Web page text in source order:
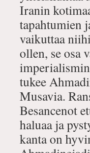
Iranin
tapahtumien
vaikuttaa
ollen, se osa
tukee
Musavia.
Besancenot
haluaa ja
kanta on